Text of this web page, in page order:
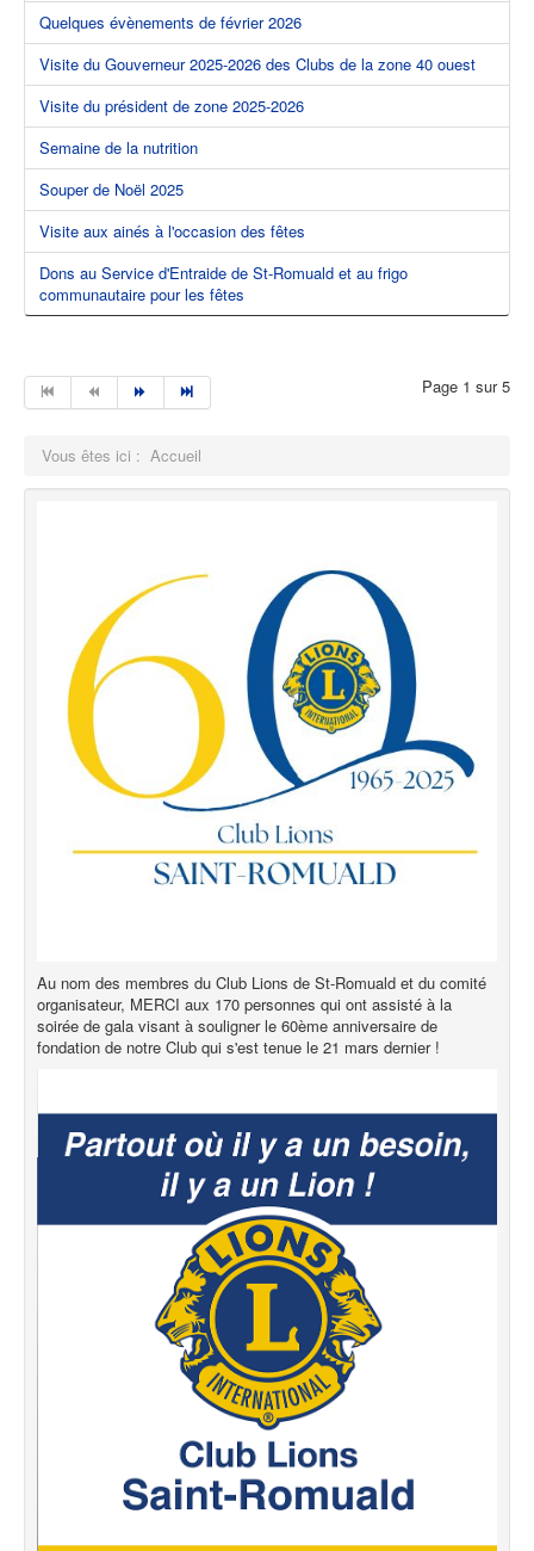
Quelques évènements de février 2026
Visite du Gouverneur 2025-2026 des Clubs de la zone 40 ouest
Visite du président de zone 2025-2026
Semaine de la nutrition
Souper de Noël 2025
Visite aux ainés à l'occasion des fêtes
Dons au Service d'Entraide de St-Romuald et au frigo
communautaire pour les fêtes
Page 1 sur 5
Vous êtes ici : Accueil
Au nom des membres du Club Lions de St-Romuald et du comité
organisateur, MERCI aux 170 personnes qui ont assisté à la
soirée de gala visant à souligner le 60ème anniversaire de
fondation de notre Club qui s'est tenue le 21 mars dernier !